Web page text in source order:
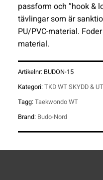
passform och ”hook &
tävlingar som är
PU/PVC-material.
material.
Artikelnr: BUDON-15
Kategori:TKD WT SKYDD &
Tagg:Taekwondo WT
Brand: Budo-Nord